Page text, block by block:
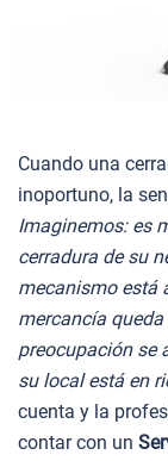
Cuando una
inoportuno, la
Imaginemos: es
cerradura de su
mecanismo está
mercancía
preocupación se
su local está en
cuenta y la
contar con un